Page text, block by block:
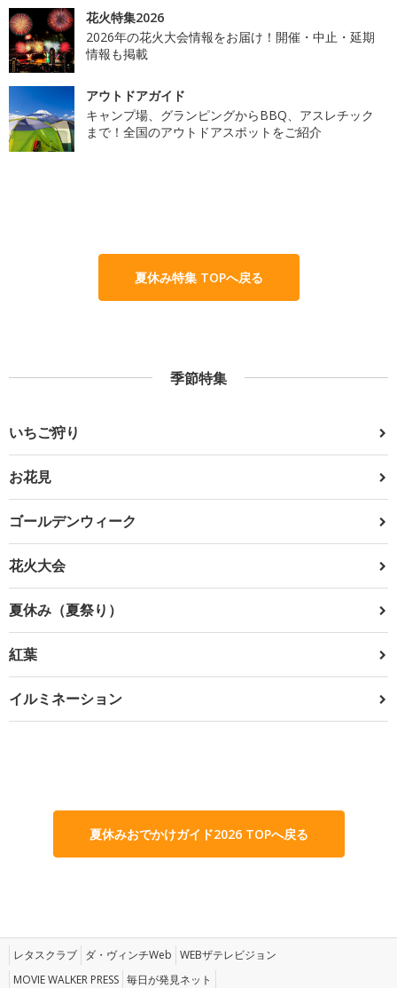
花火特集2026
2026年の花火大会情報をお届け！開催・中止・延期
情報も掲載
アウトドアガイド
キャンプ場、グランピングからBBQ、アスレチック
まで！全国のアウトドアスポットをご紹介
夏休み特集 TOPへ戻る
季節特集
いちご狩り
お花見
ゴールデンウィーク
花火大会
夏休み（夏祭り）
紅葉
イルミネーション
夏休みおでかけガイド2026 TOPへ戻る
レタスクラブ ダ・ヴィンチWeb WEBザテレビジョン
MOVIE WALKER PRESS 毎日が発見ネット